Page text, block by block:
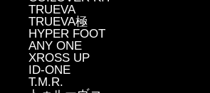
TRUEVA
TRUEVA極
HYPER FOOT
ANY ONE
XROSS UP
ID-ONE
T.M.R.